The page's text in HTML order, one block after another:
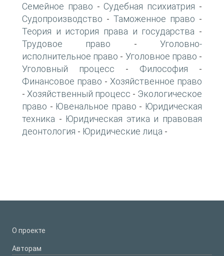
Семейное право - Судебная психиатрия -
Судопроизводство - Таможенное право -
Теория и история права и государства -
Трудовое право -Уголовно-
исполнительное право - Уголовное право -
Уголовный процесс - Философия -
Финансовое право - Хозяйственное право
- Хозяйственный процесс - Экологическое
право - Ювенальное право - Юридическая
техника - Юридическая этика и правовая
деонтология - Юридические лица -
О проекте
Авторам